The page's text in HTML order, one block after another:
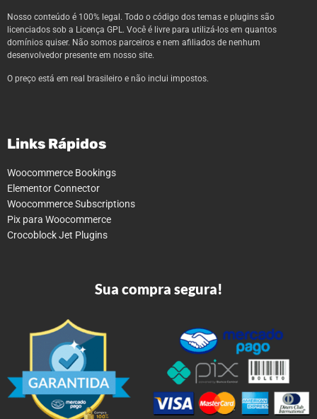
Nosso conteúdo é 100% legal. Todo o código dos temas e plugins são
licenciados sob a Licença GPL. Você é livre para utilizá-los em quantos
domínios quiser. Não somos parceiros e nem afiliados de nenhum
desenvolvedor presente em nosso site.
O preço está em real brasileiro e não inclui impostos.
Links Rápidos
Woocommerce Bookings
Elementor Connector
Woocommerce Subscriptions
Pix para Woocommerce
Crocoblock Jet Plugins
Sua compra segura!